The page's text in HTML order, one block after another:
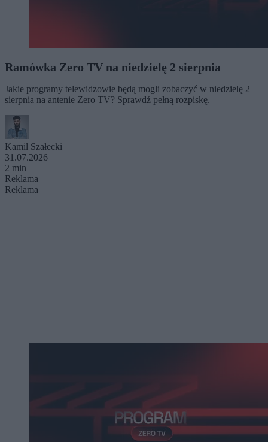
Ramówka Zero TV na niedzielę 2 sierpnia
Jakie programy telewidzowie będą mogli zobaczyć w niedzielę 2
sierpnia na antenie Zero TV? Sprawdź pełną rozpiskę.
Kamil Szałecki
31.07.2026
2 min
Reklama
Reklama